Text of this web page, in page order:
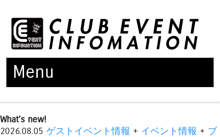
Menu
What's new!
2026.08.05 ゲストイベント情報 + イベント情報 + ブ